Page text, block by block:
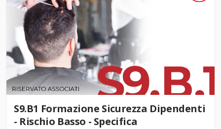
S9.B1 Formazione Sicurezza Dipendenti
- Rischio Basso - Specifica